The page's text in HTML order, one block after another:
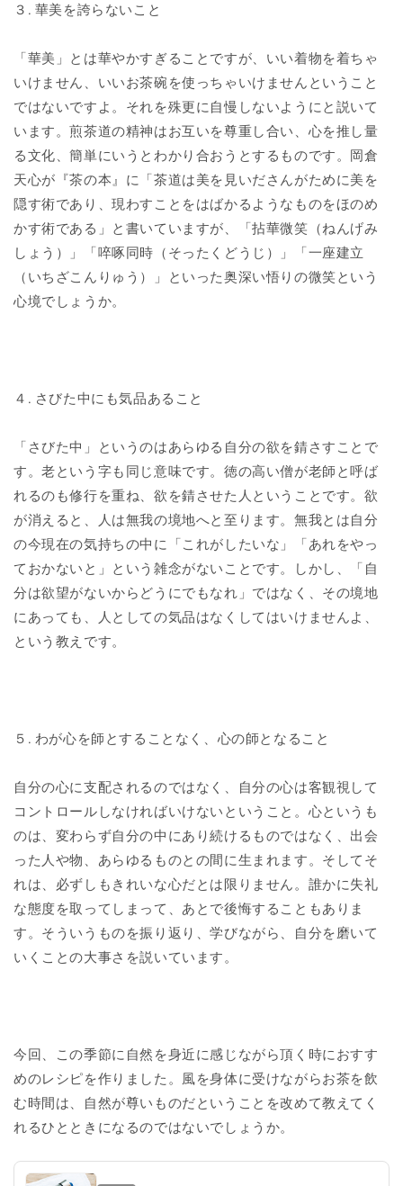
３. 華美を誇らないこと
「華美」とは華やかすぎることですが、いい着物を着ちゃ
いけません、いいお茶碗を使っちゃいけませんということ
ではないですよ。それを殊更に自慢しないようにと説いて
います。煎茶道の精神はお互いを尊重し合い、心を推し量
る文化、簡単にいうとわかり合おうとするものです。岡倉
天心が『茶の本』に「茶道は美を見いださんがために美を
隠す術であり、現わすことをはばかるようなものをほのめ
かす術である」と書いていますが、「拈華微笑（ねんげみ
しょう）」「啐啄同時（そったくどうじ）」「一座建立
（いちざこんりゅう）」といった奥深い悟りの微笑という
心境でしょうか。
４. さびた中にも気品あること
「さびた中」というのはあらゆる自分の欲を錆さすことで
す。老という字も同じ意味です。徳の高い僧が老師と呼ば
れるのも修行を重ね、欲を錆させた人ということです。欲
が消えると、人は無我の境地へと至ります。無我とは自分
の今現在の気持ちの中に「これがしたいな」「あれをやっ
ておかないと」という雑念がないことです。しかし、「自
分は欲望がないからどうにでもなれ」ではなく、その境地
にあっても、人としての気品はなくしてはいけませんよ、
という教えです。
５. わが心を師とすることなく、心の師となること
自分の心に支配されるのではなく、自分の心は客観視して
コントロールしなければいけないということ。心というも
のは、変わらず自分の中にあり続けるものではなく、出会
った人や物、あらゆるものとの間に生まれます。そしてそ
れは、必ずしもきれいな心だとは限りません。誰かに失礼
な態度を取ってしまって、あとで後悔することもありま
す。そういうものを振り返り、学びながら、自分を磨いて
いくことの大事さを説いています。
今回、この季節に自然を身近に感じながら頂く時におすす
めのレシピを作りました。風を身体に受けながらお茶を飲
む時間は、自然が尊いものだということを改めて教えてく
れるひとときになるのではないでしょうか。